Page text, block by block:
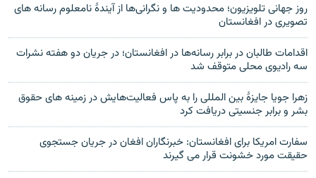
روز جهانی تلویزیون؛ محدودیت ها و نگرانی‌ها از آیندهٔ نامعلوم رسانه های
تصویری در افغانستان
اقدامات طالبان در برابر رسانه‌ها در افغانستان؛ در جریان دو هفته نشرات
سه رادیوی محلی متوقف شد
زهرا جویا جایزهٔ بین المللی را به پاس فعالیت‌هایش در زمینه های حقوق
بشر و برابر جنسیتی دریافت کرد
سفارت امریکا برای افغانستان: خبرنگاران افغان در جریان جستجوی
حقیقت مورد خشونت قرار می گیرند